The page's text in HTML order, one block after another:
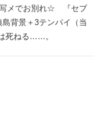
写メでお別れ☆ 『セブ
背景＋3テンパイ（当
死ねる……。